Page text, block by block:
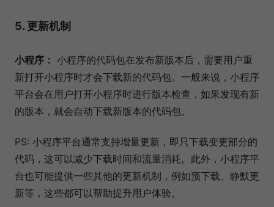
5. 更新机制
小程序： 小程序的代码包在发布新版本后，需要用户重
新打开小程序时才会下载新的代码包。一般来说，小程序
平台会在用户打开小程序时进行版本检查，如果发现有新
的版本，就会自动下载新版本的代码包。
PS: 小程序平台通常支持增量更新，即只下载变更部分的
代码，这可以减少下载时间和流量消耗。此外，小程序平
台也可能提供一些其他的更新机制，例如预下载、静默更
新等，这些都可以帮助提升用户体验。